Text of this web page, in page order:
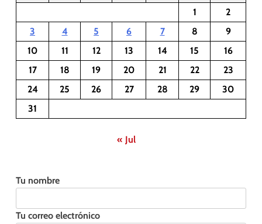
1
2
3
4 5 6 7 8
9
10
11 12 13 14 15
16
17
18 19 20 21 22
23
24
25 26 27 28 29
30
31
« Jul
Tu nombre
Tu correo electrónico